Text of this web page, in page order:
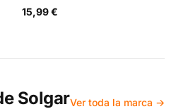
15,99 €
SolgarVer toda la marca →